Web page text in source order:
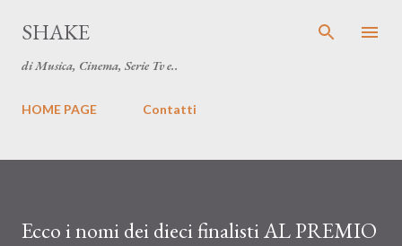
SHAKE
di Musica, Cinema, Serie Tv e..
HOME PAGE Contatti
Ecco i nomi dei dieci finalisti AL PREMIO